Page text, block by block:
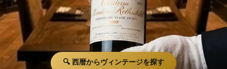
🔍 西暦からヴィンテージを探す